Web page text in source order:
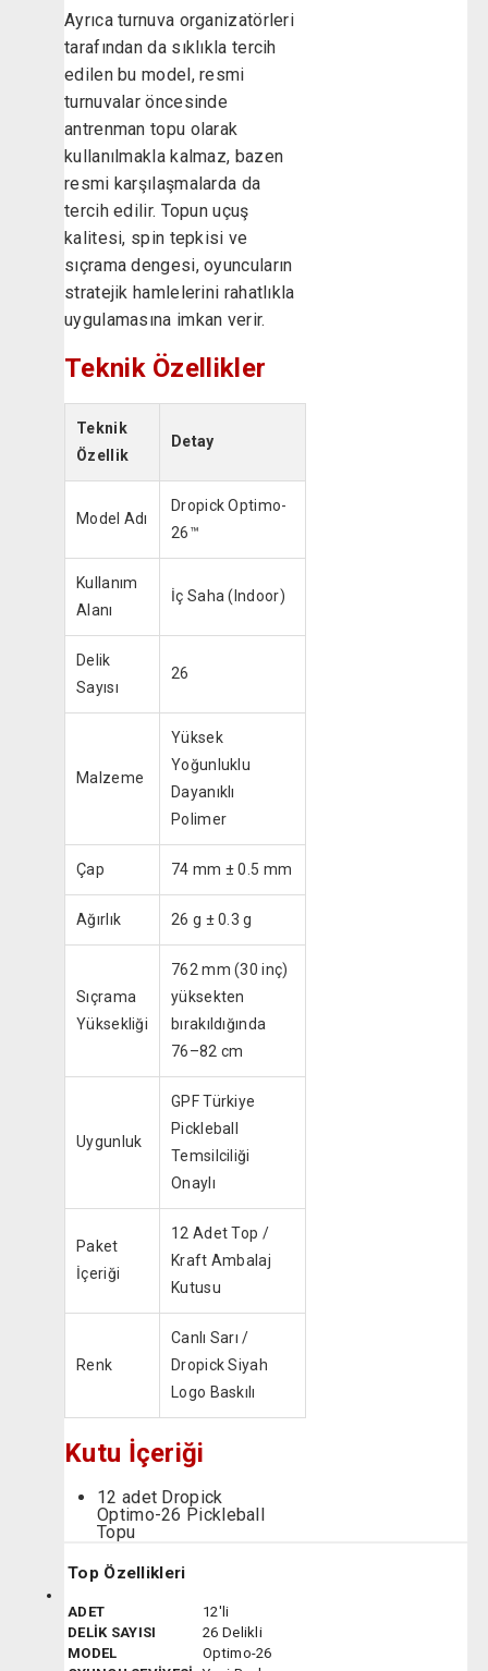
Ayrıca turnuva organizatörleri
tarafından da sıklıkla tercih
edilen bu model, resmi
turnuvalar öncesinde
antrenman topu olarak
kullanılmakla kalmaz, bazen
resmi karşılaşmalarda da
tercih edilir. Topun uçuş
kalitesi, spin tepkisi ve
sıçrama dengesi, oyuncuların
stratejik hamlelerini rahatlıkla
uygulamasına imkan verir.
Teknik Özellikler
Teknik
Özellik
Detay
Model Adı
Dropick Optimo-
26™
Kullanım
Alanı
İç Saha (Indoor)
Delik
Sayısı
26
Malzeme
Yüksek
Yoğunluklu
Dayanıklı
Polimer
Çap 74 mm ± 0.5 mm
Ağırlık 26 g ± 0.3 g
Sıçrama
Yüksekliği
762 mm (30 inç)
yüksekten
bırakıldığında
76–82 cm
Uygunluk
GPF Türkiye
Pickleball
Temsilciliği
Onaylı
Paket
İçeriği
12 Adet Top /
Kraft Ambalaj
Kutusu
Renk
Canlı Sarı /
Dropick Siyah
Logo Baskılı
Kutu İçeriği
12 adet Dropick
Optimo-26 Pickleball
Topu
Top Özellikleri
ADET
12'li
DELİK SAYISI
26 Delikli
MODEL
Optimo-26